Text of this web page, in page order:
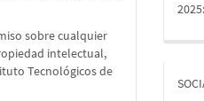
sobre cualquier
intelectual,
Tecnológicos de